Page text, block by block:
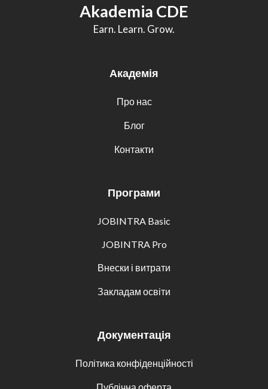
Akademia CDE
Earn. Learn. Grow.
Академія
Про нас
Блог
Контакти
Програми
JOBINTRA Basic
JOBINTRA Pro
Внески і витрати
Закладам освіти
Документація
Політика конфіденційності
Публічна оферта